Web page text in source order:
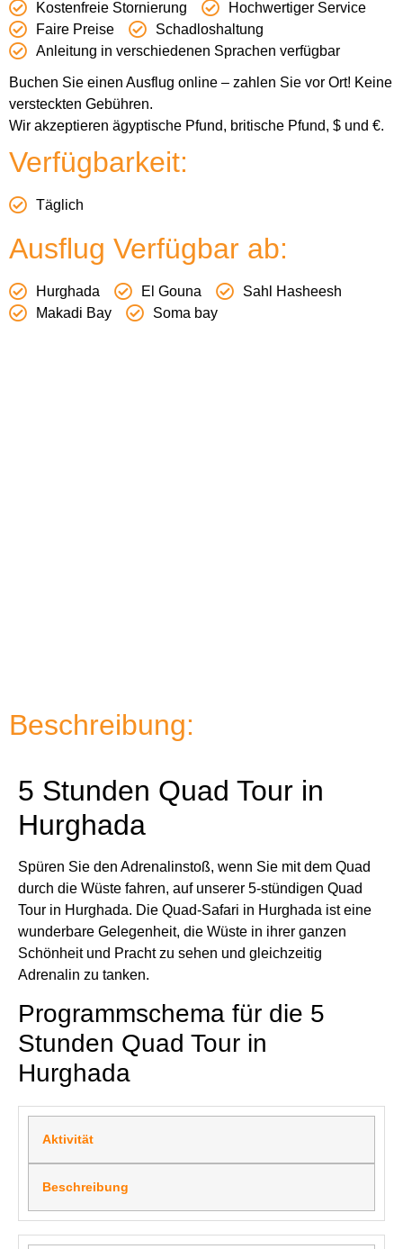
Kostenfreie Stornierung
Hochwertiger Service
Faire Preise
Schadloshaltung
Anleitung in verschiedenen Sprachen verfügbar
Buchen Sie einen Ausflug online – zahlen Sie vor Ort! Keine
versteckten Gebühren.
Wir akzeptieren ägyptische Pfund, britische Pfund, $ und €.
Verfügbarkeit:
Täglich
Ausflug Verfügbar ab:
Hurghada El Gouna
Sahl Hasheesh
Makadi Bay
Soma bay
Beschreibung:
5 Stunden Quad Tour in
Hurghada
Spüren Sie den Adrenalinstoß, wenn Sie mit dem Quad
durch die Wüste fahren, auf unserer 5-stündigen Quad
Tour in Hurghada. Die Quad-Safari in Hurghada ist eine
wunderbare Gelegenheit, die Wüste in ihrer ganzen
Schönheit und Pracht zu sehen und gleichzeitig
Adrenalin zu tanken.
Programmschema für die 5
Stunden Quad Tour in
Hurghada
Aktivität
Beschreibung